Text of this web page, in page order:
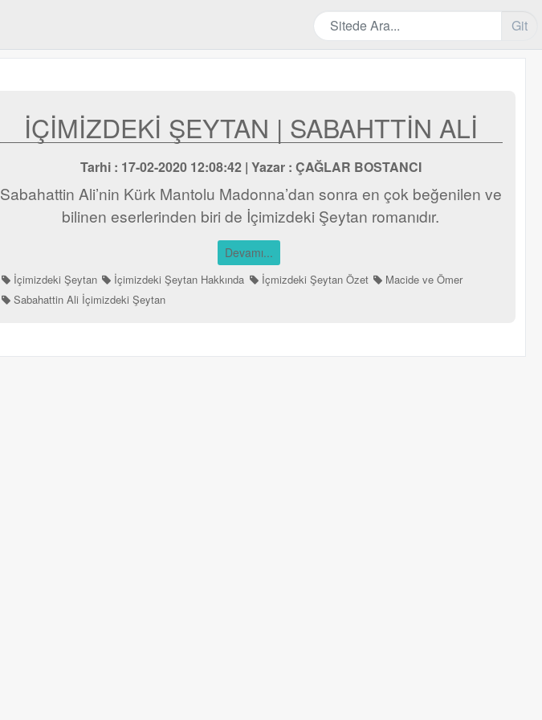
Git
İÇİMİZDEKİ ŞEYTAN | SABAHTTİN ALİ
Tarhi : 17-02-2020 12:08:42 | Yazar : ÇAĞLAR BOSTANCI
Sabahattin Ali’nin Kürk Mantolu Madonna’dan sonra en çok beğenilen ve
bilinen eserlerinden biri de İçimizdeki Şeytan romanıdır.
Devamı...
İçimizdeki Şeytan İçimizdeki Şeytan Hakkında İçmizdeki Şeytan Özet
Macide ve Ömer
Sabahattin Ali İçimizdeki Şeytan